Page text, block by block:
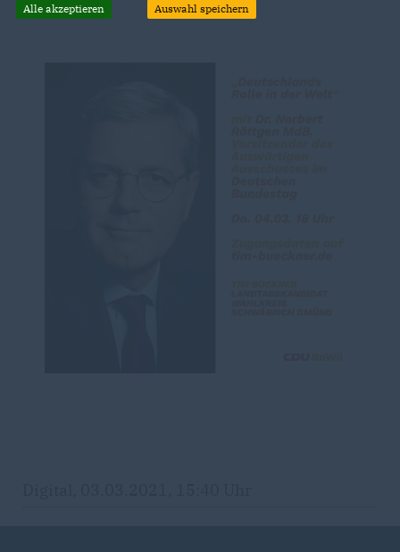
Alle akzeptieren Auswahl speichern